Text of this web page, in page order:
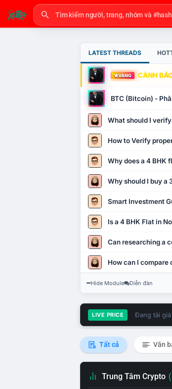
LATEST THREADS
VÀNG CẢNH
BTC (Bitcoin) -
What should I
How to Verify
Why does a 4 BHK
Why should I buy a
Smart Investment
Is a 4 BHK Flat in
Can researching a
How can I compare
Hide Module Diễn đàn
LIVE PRICE Đang tải
Tất cả Văn
Trung Tâm Crypto